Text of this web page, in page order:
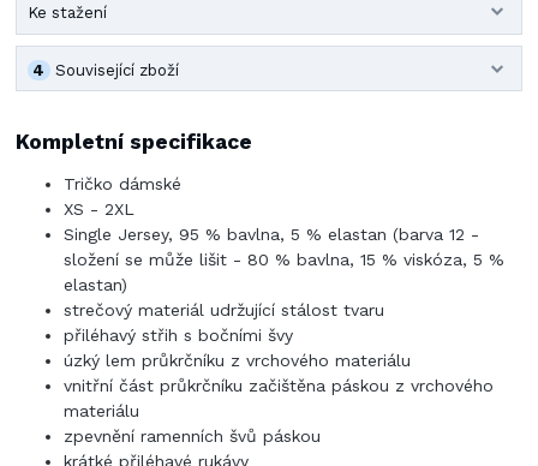
Ke stažení
Související zboží
4
Kompletní specifikace
Tričko dámské
XS - 2XL
Single Jersey, 95 % bavlna, 5 % elastan (barva 12 -
složení se může lišit - 80 % bavlna, 15 % viskóza, 5 %
elastan)
strečový materiál udržující stálost tvaru
přiléhavý střih s bočními švy
úzký lem průkrčníku z vrchového materiálu
vnitřní část průkrčníku začištěna páskou z vrchového
materiálu
zpevnění ramenních švů páskou
krátké přiléhavé rukávy